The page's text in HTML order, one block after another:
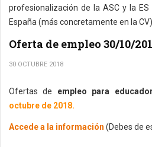
profesionalización de la ASC y la
España (más concretamente en la CV).
Oferta de empleo 30/10/
30 OCTUBRE 2018
Ofertas de empleo para
octubre de 2018.
Accede a la información (Debes de